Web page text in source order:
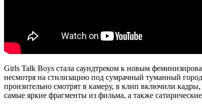
Girls Talk Boys стала саундтреком к новым
несмотря на стилизацию под сумрачный туманный
пронзительно смотрят в камеру, в клип включили
самые яркие фрагменты из фильма, а также